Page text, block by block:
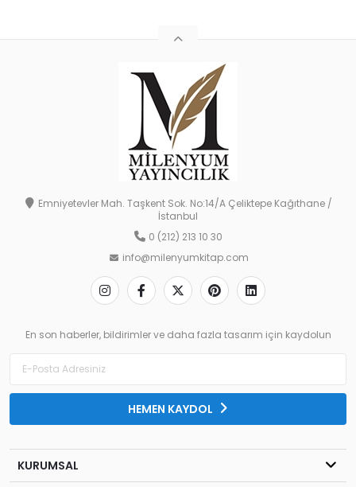
Emniyetevler Mah. Taşkent Sok. No:14/A Çeliktepe Kağıthane /
İstanbul
0 (212) 213 10 30
info@milenyumkitap.com
En son haberler, bildirimler ve daha fazla tasarım için kaydolun
HEMEN KAYDOL
KURUMSAL